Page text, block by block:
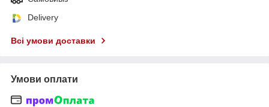
Delivery
Всі умови доставки
Умови оплати